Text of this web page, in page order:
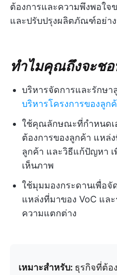
ต้องการและความพึงพอใจ
และปรับปรุงผลิตภัณฑ์อย่า
ทำไมคุณถึงจะช
บริหารจัดการและรักษา
บริหารโครงการของลูก
ใช้คุณลักษณะที่กำหนดเ
ต้องการของลูกค้า แหล่
ลูกค้า และวิธีแก้ปัญหา
เห็นภาพ
ใช้มุมมองกระดานเพื่อ
แหล่งที่มาของ VoC แล
ความแตกต่าง
เหมาะสำหรับ: ธุรกิจที่ต้อ